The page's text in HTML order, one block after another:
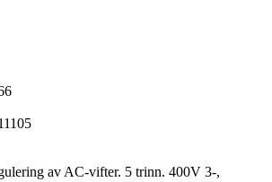
av AC-vifter. 5 trinn. 400V 3-,